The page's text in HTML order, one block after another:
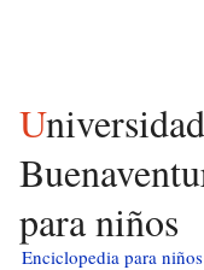
Universidad de San
para niños
Enciclopedia para niños